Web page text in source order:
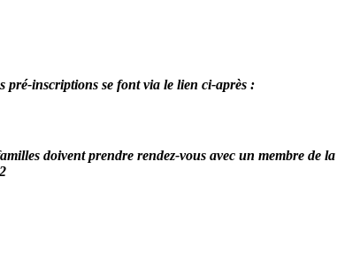
pré-inscriptions se font via le lien ci-après :
doivent prendre rendez-vous avec un membre de la